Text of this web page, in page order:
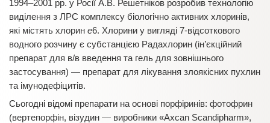
1994–2001 рр. у Росії А.В. Решетніков розробив технологію
виділення з ЛРС комплексу біологічно активних хлоринів,
які містять хлорин е6. Хлорини у вигляді 7-відсоткового
водного розчину є субстанцією Радахлорин (ін’єкційний
препарат для в/в введення та гель для зовнішнього
застосування) — препарат для лікування злоякісних пухлин
та імунодефіцитів.
Сьогодні відомі препарати на основі порфіринів: фотофрин
(вертепорфін, візудин — виробники «Axcan Scandipharm»,